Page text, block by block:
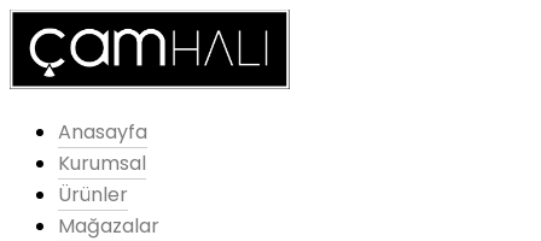
Anasayfa
Kurumsal
Ürünler
Mağazalar